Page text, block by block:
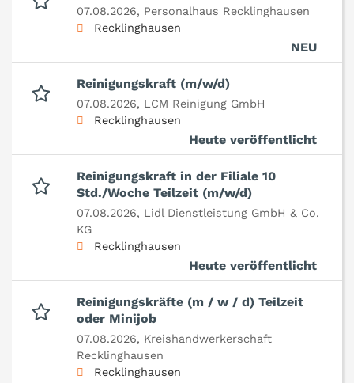
07.08.2026, Personalhaus Recklinghausen
Recklinghausen
NEU
Reinigungskraft (m/w/d)
07.08.2026, LCM Reinigung GmbH
Recklinghausen
Heute veröffentlicht
Reinigungskraft in der Filiale 10
Std./Woche Teilzeit (m/w/d)
07.08.2026, Lidl Dienstleistung GmbH & Co.
KG
Recklinghausen
Heute veröffentlicht
Reinigungskräfte (m / w / d) Teilzeit
oder Minijob
07.08.2026, Kreishandwerkerschaft
Recklinghausen
Recklinghausen